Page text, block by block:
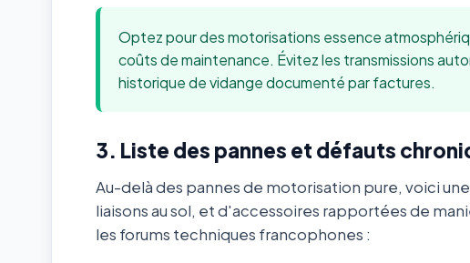
Optez pour des motorisations essence
coûts de maintenance. Évitez les transmissions
historique de vidange documenté par factures.
3. Liste des pannes et défauts
Au-delà des pannes de motorisation pure, voici
liaisons au sol, et d'accessoires rapportées de
les forums techniques francophones :